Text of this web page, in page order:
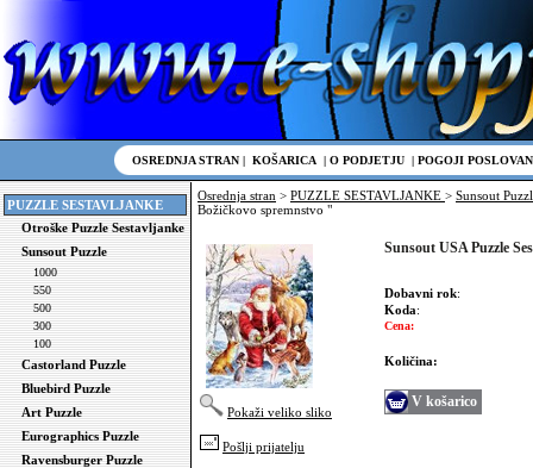
OSREDNJA STRAN| KOŠARICA| O PODJETJU| POGOJI
PUZZLE SESTAVLJANKE
Otroške Puzzle Sestavljanke
Sunsout Puzzle
1000
550
500
300
100
Castorland Puzzle
Bluebird Puzzle
Art Puzzle
Eurographics Puzzle
Ravensburger Puzzle
Osrednja stran > PUZZLE SESTAVLJANKE > Sunsout
Božičkovo spremnstvo "
Pokaži veliko sliko
Pošlji prijatelju
Sunsout USA Puzzle
Dobavni rok:
Koda:
Cena:
Količina:
V košarico